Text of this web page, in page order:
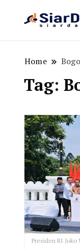
Home
Tag:
Presiden RI Joko